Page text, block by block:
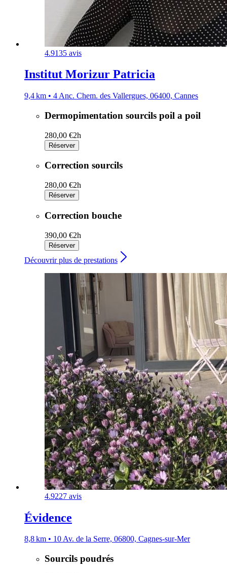
4.9135 avis
Institut Morizur Patricia
9,4 km • 4 Anc. Chem. des Vallergues, 06400, Cannes
Dermopimentation sourcils poil a poil
280,00 €2h
Réserver
Correction sourcils
280,00 €2h
Réserver
Correction bouche
390,00 €2h
Réserver
Découvrir plus de prestations
4.9227 avis
Évidence
8,8 km • 10 Av. de la Serre, 06800, Cagnes-sur-Mer
Sourcils poudrés